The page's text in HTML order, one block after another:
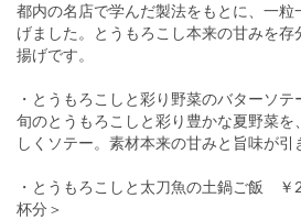
都内の名店で学んだ製法をもとに、一粒
げました。とうもろこし本来の甘みを存
揚げです。
・とうもろこしと彩り野菜のバターソ
旬のとうもろこしと彩り豊かな夏野菜
しくソテー。素材本来の甘みと旨味が引
・とうもろこしと太刀魚の土鍋ご飯
杯分＞